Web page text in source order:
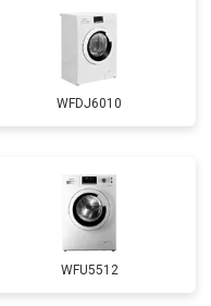
WFDJ6010
WFU5512